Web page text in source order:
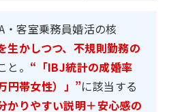
・客室乗務員婚活の核
生かしつつ、不規則勤務の
と。 “「IBJ統計の成婚率
円帯女性）」”に該当する
かりやすい説明＋安心感の